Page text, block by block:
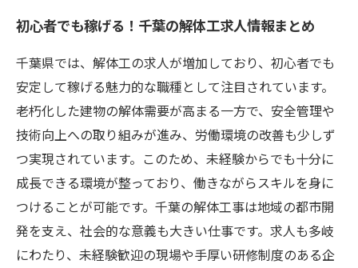
初心者でも稼げる！千葉の解体工求人情報まとめ
千葉県では、解体工の求人が増加しており、初心者でも
安定して稼げる魅力的な職種として注目されています。
老朽化した建物の解体需要が高まる一方で、安全管理や
技術向上への取り組みが進み、労働環境の改善も少しず
つ実現されています。このため、未経験からでも十分に
成長できる環境が整っており、働きながらスキルを身に
つけることが可能です。千葉の解体工事は地域の都市開
発を支え、社会的な意義も大きい仕事です。求人も多岐
にわたり、未経験歓迎の現場や手厚い研修制度のある企